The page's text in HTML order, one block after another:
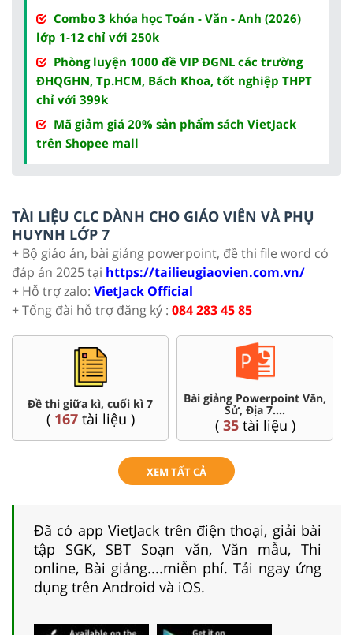
Combo 3 khóa học Toán - Văn - Anh (2026)
lớp 1-12 chỉ với 250k
Phòng luyện 1000 đề VIP ĐGNL các trường
ĐHQGHN, Tp.HCM, Bách Khoa, tốt nghiệp THPT
chỉ với 399k
Mã giảm giá 20% sản phẩm sách VietJack
trên Shopee mall
TÀI LIỆU CLC DÀNH CHO GIÁO VIÊN VÀ PHỤ
HUYNH LỚP 7
+ Bộ giáo án, bài giảng powerpoint, đề thi file word có
đáp án 2025 tại https://tailieugiaovien.com.vn/
+ Hỗ trợ zalo: VietJack Official
+ Tổng đài hỗ trợ đăng ký : 084 283 45 85
Đề thi giữa kì, cuối kì 7
( 167tài liệu )
Bài giảng Powerpoint Văn,
Sử, Địa 7....
( 35tài liệu )
XEM TẤT CẢ
Đã có app VietJack trên điện thoại, giải bài
tập SGK, SBT Soạn văn, Văn mẫu, Thi
online, Bài giảng....miễn phí. Tải ngay ứng
dụng trên Android và iOS.